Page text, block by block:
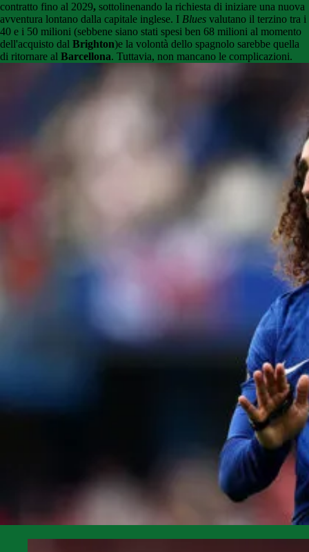
contratto fino al 2029, sottolinenando la richiesta di iniziare una nuova
avventura lontano dalla capitale inglese. I Blues valutano il terzino tra i
40 e i 50 milioni (sebbene siano stati spesi ben 68 milioni al momento
dell'acquisto dal Brighton)e la volontà dello spagnolo sarebbe quella
di ritornare al Barcellona. Tuttavia, non mancano le complicazioni.